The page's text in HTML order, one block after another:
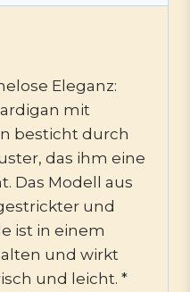
Eleganz:
mit
besticht durch
das ihm eine
Das Modell aus
und
ist in einem
und wirkt
und leicht. *